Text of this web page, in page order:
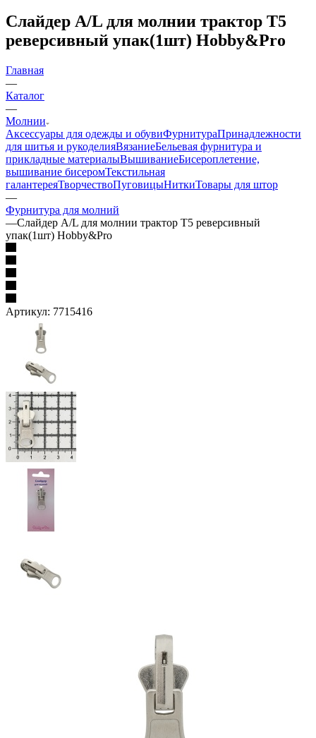
Слайдер A/L для молнии трактор Т5
реверсивный упак(1шт) Hobby&Pro
Главная
—
Каталог
—
Молнии
Аксессуары для одежды и обувиФурнитураПринадлежности
для шитья и рукоделияВязаниеБельевая фурнитура и
прикладные материалыВышиваниеБисероплетение,
вышивание бисеромТекстильная
галантереяТворчествоПуговицыНиткиТовары для штор
—
Фурнитура для молний
—Слайдер A/L для молнии трактор Т5 реверсивный
упак(1шт) Hobby&Pro
Артикул: 7715416